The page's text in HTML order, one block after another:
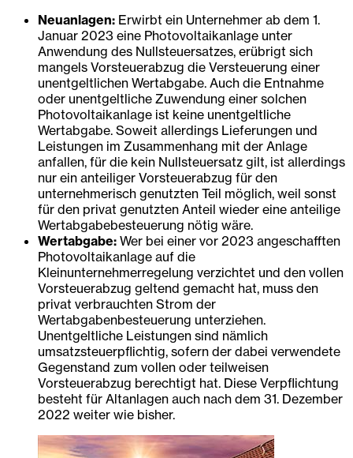
Neuanlagen: Erwirbt ein Unternehmer ab dem 1.
Januar 2023 eine Photovoltaikanlage unter
Anwendung des Nullsteuersatzes, erübrigt sich
mangels Vorsteuerabzug die Versteuerung einer
unentgeltlichen Wertabgabe. Auch die Entnahme
oder unentgeltliche Zuwendung einer solchen
Photovoltaikanlage ist keine unentgeltliche
Wertabgabe. Soweit allerdings Lieferungen und
Leistungen im Zusammenhang mit der Anlage
anfallen, für die kein Nullsteuersatz gilt, ist allerdings
nur ein anteiliger Vorsteuerabzug für den
unternehmerisch genutzten Teil möglich, weil sonst
für den privat genutzten Anteil wieder eine anteilige
Wertabgabebesteuerung nötig wäre.
Wertabgabe: Wer bei einer vor 2023 angeschafften
Photovoltaikanlage auf die
Kleinunternehmerregelung verzichtet und den vollen
Vorsteuerabzug geltend gemacht hat, muss den
privat verbrauchten Strom der
Wertabgabenbesteuerung unterziehen.
Unentgeltliche Leistungen sind nämlich
umsatzsteuerpflichtig, sofern der dabei verwendete
Gegenstand zum vollen oder teilweisen
Vorsteuerabzug berechtigt hat. Diese Verpflichtung
besteht für Altanlagen auch nach dem 31. Dezember
2022 weiter wie bisher.